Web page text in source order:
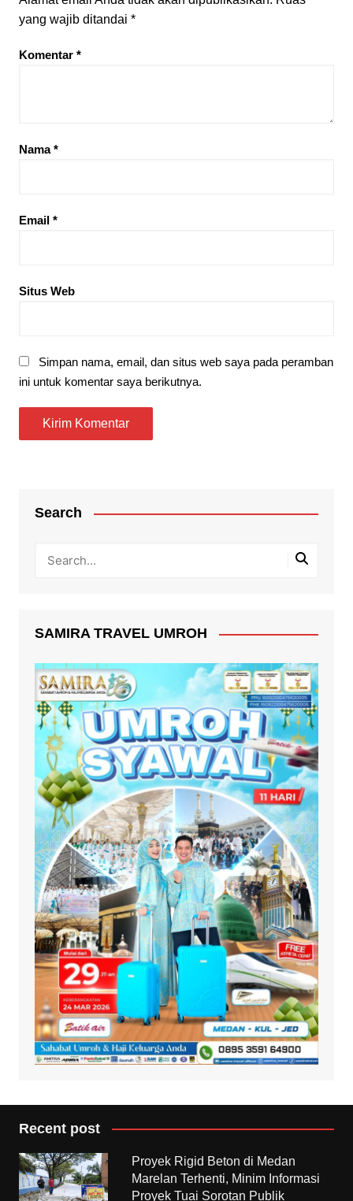
yang wajib ditandai *
Komentar *
Nama*
Email *
Situs Web
Simpan nama, email, dan situs web saya pada peramban
ini untuk komentar saya berikutnya.
Search
SAMIRA TRAVEL UMROH
Recent post
Proyek Rigid Beton di Medan
Marelan Terhenti, Minim Informasi
Proyek Tuai Sorotan Publik